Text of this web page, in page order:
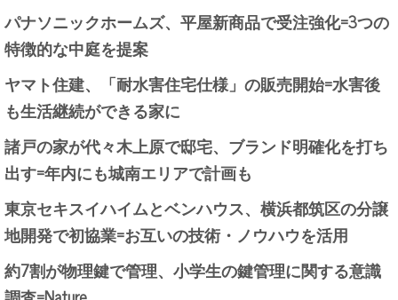
パナソニックホームズ、平屋新商品で受注強化=3つの
特徴的な中庭を提案
ヤマト住建、「耐水害住宅仕様」の販売開始=水害後
も生活継続ができる家に
諸戸の家が代々木上原で邸宅、ブランド明確化を打ち
出す=年内にも城南エリアで計画も
東京セキスイハイムとベンハウス、横浜都筑区の分譲
地開発で初協業=お互いの技術・ノウハウを活用
約7割が物理鍵で管理、小学生の鍵管理に関する意識